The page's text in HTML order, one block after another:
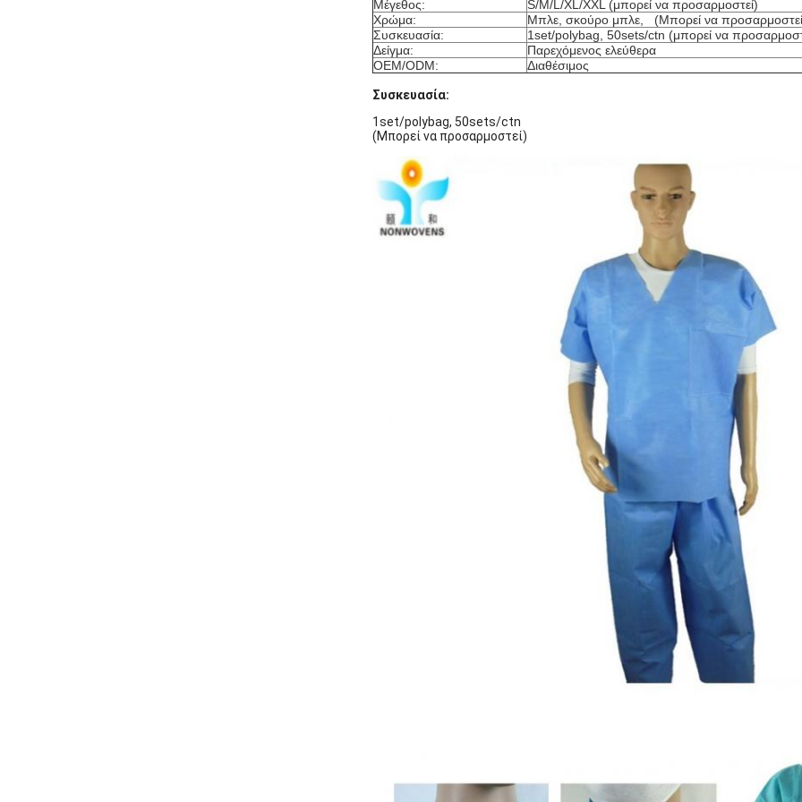
Μέγεθος:
S/M/L/XL/XXL (μπορεί να προσαρμοστεί)
Χρώμα:
Μπλε, σκούρο μπλε, (Μπορεί να
Συσκευασία:
1set/polybag, 50sets/ctn (μπορεί να
Δείγμα:
Παρεχόμενος ελεύθερα
OEM/ODM:
Διαθέσιμος
Συσκευασία:
1set/polybag, 50sets/ctn
(Μπορεί να προσαρμοστεί)